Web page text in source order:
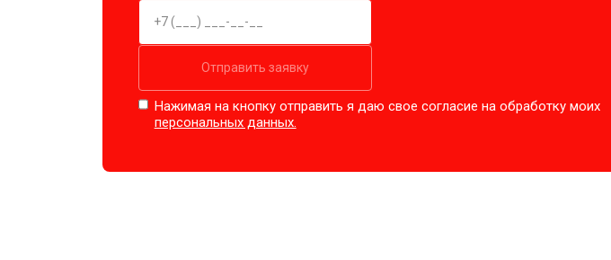
Отправить заявку
Нажимая на кнопку отправить я даю свое согласие на обработку моих
персональных данных.